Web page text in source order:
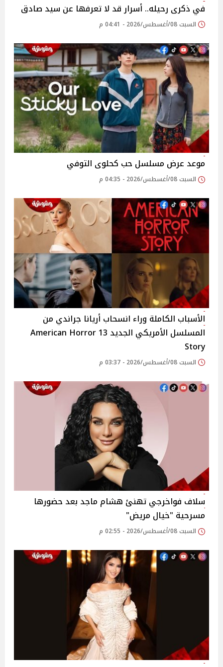
في ذكرى رحيله.. أسرار قد لا تعرفها عن سيد صادق
السبت 08/أغسطس/2026 - 04:41 م
موعد عرض مسلسل حب كحلوى التوفي
السبت 08/أغسطس/2026 - 04:35 م
الأسباب الكاملة وراء انسحاب أريانا جراندي من
المسلسل الأمريكي الجديد 13 American Horror
Story
السبت 08/أغسطس/2026 - 03:37 م
سلاف فواخرجي تهنئ هشام ماجد بعد حضورها
مسرحية "خيال مريض"
السبت 08/أغسطس/2026 - 02:55 م